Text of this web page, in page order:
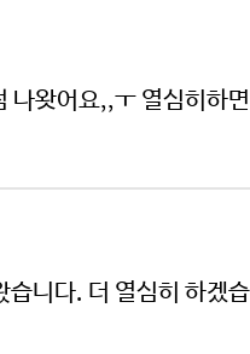
왓어요,,ㅜ 열심히하
니다. 더 열심히 하겠